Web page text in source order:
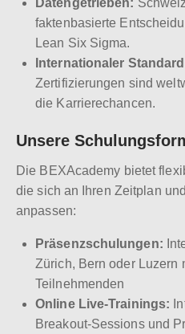
faktenbasierte
Lean Six Sigma.
Internationaler
Zertifizierungen sind
die Karrierechancen.
Unsere
Die BEXAcademy bietet
die sich an Ihren Zeitplan
anpassen:
Präsenzschulungen:
Zürich, Bern oder Luzern
Teilnehmenden
Online Live-Trainings:
Breakout-Sessions und